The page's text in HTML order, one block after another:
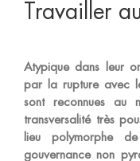
Travailler
Atypique dans leur
par la rupture avec
sont reconnues au
transversalité très
lieu polymorphe
gouvernance non